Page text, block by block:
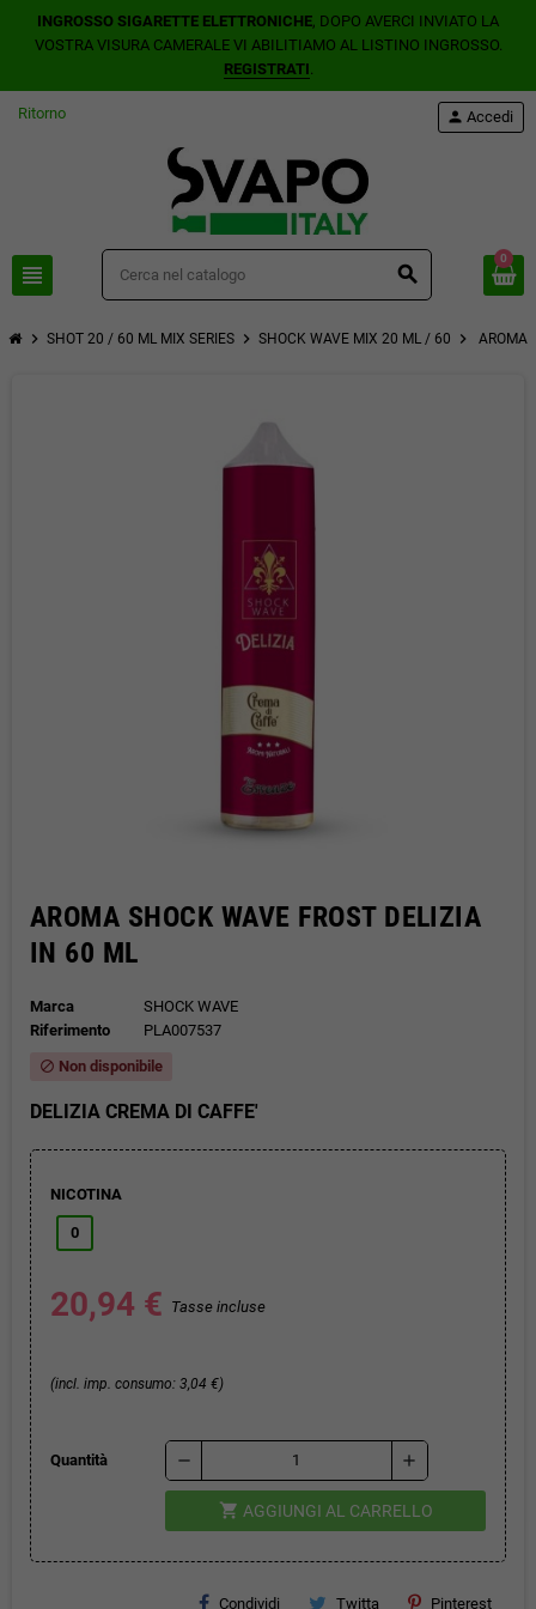
INGROSSO SIGARETTE ELETTRONICHE, DOPO AVERCI INVIATO LA
VOSTRA VISURA CAMERALE VI ABILITIAMO AL LISTINO INGROSSO.
REGISTRATI.
Ritorno
view_headline search
person Accedi
0
chevron_right SHOT 20 / 60 ML MIX SERIES chevron_right SHOCK WAVE MIX 20 ML / 60 chevron_right AROMA
AROMA SHOCK WAVE FROST DELIZIA
IN 60 ML
Marca
SHOCK WAVE
Riferimento
PLA007537
block Non disponibile
DELIZIA CREMA DI CAFFE'
NICOTINA
0
20,94 € Tasse incluse
(incl. imp. consumo: 3,04 €)
Quantità remove add
shopping_cart AGGIUNGI AL CARRELLO
Condividi Twitta Pinterest